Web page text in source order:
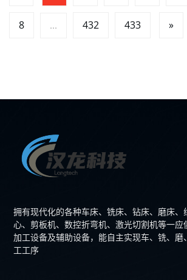
8 ... 432 433 »
拥有现代化的各种车床、铣床、钻床、磨床、
心、剪板机、数控折弯机、激光切割机等一应
加工设备及辅助设备，能自主实现车、铣、磨
工工序